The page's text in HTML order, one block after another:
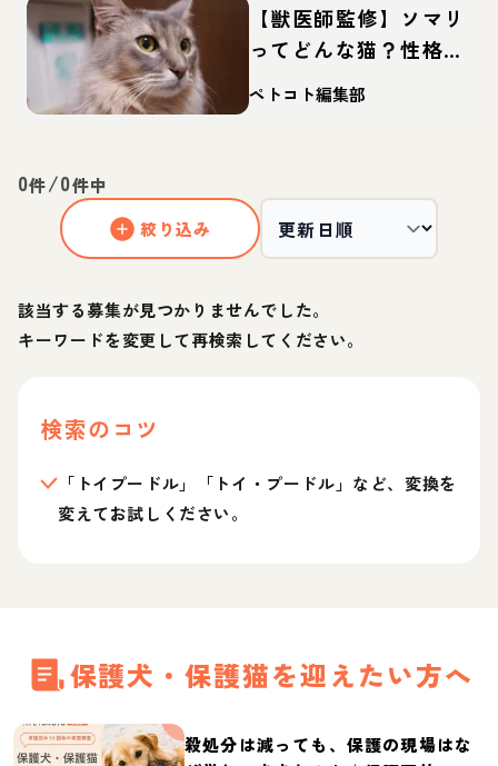
【獣医師監修】ソマリ
ってどんな猫？性格・
体重・寿命の特徴・迎
え方
ペトコト編集部
0件/0件中
絞り込み
該当する募集が見つかりませんでした。
キーワードを変更して再検索してください。
検索のコツ
「トイプードル」「トイ・プードル」など、変換を
変えてお試しください。
保護犬・保護猫を迎えたい方へ
殺処分は減っても、保護の現場はな